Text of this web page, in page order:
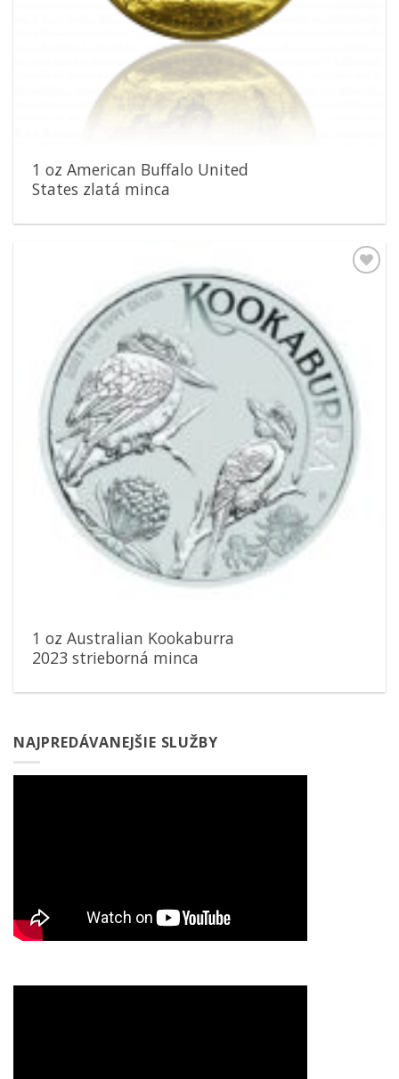
1 oz American Buffalo United
States zlatá minca
1 oz Australian Kookaburra
2023 strieborná minca
NAJPREDÁVANEJŠIE SLUŽBY